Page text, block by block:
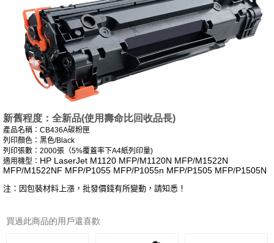
新舊程度：全新品(使用壽命比回收品長)
產品名稱：CB436A碳粉匣
列印顏色：黑色/Black
列印張數：2000張（5%覆蓋率下A4紙列印量)
適用機型： HP LaserJet M1120 MFP/M1120N MFP/M1522N
MFP/M1522NF MFP/P1055 MFP/P1055n MFP/P1505 MFP/P1505N
注：因包裝材料上漲，批發價錢有所變動，請知悉！
買過此商品的用戶還喜歡